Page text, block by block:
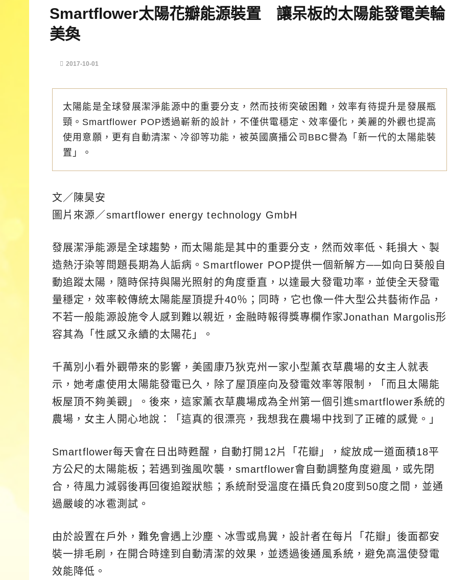
Smartflower太陽花瓣能源裝置 讓呆板的太陽能發電美輪
美奐
2017-10-01
太陽能是全球發展潔淨能源中的重要分支，然而技術突破困難，效率有待提升是發展瓶
頸。Smartflower POP透過嶄新的設計，不僅供電穩定、效率優化，美麗的外觀也提高
使用意願，更有自動清潔、冷卻等功能，被英國廣播公司BBC譽為「新一代的太陽能裝
置」。
文／陳昊安
圖片來源／smartflower energy technology GmbH
發展潔淨能源是全球趨勢，而太陽能是其中的重要分支，然而效率低、耗損大、製
造熱汙染等問題長期為人詬病。Smartflower POP提供一個新解方──如向日葵般自
動追蹤太陽，隨時保持與陽光照射的角度垂直，以達最大發電功率，並使全天發電
量穩定，效率較傳統太陽能屋頂提升40％；同時，它也像一件大型公共藝術作品，
不若一般能源設施令人感到難以親近，金融時報得獎專欄作家Jonathan Margolis形
容其為「性感又永續的太陽花」。
千萬別小看外觀帶來的影響，美國康乃狄克州一家小型薰衣草農場的女主人就表
示，她考慮使用太陽能發電已久，除了屋頂座向及發電效率等限制，「而且太陽能
板屋頂不夠美觀」。後來，這家薰衣草農場成為全州第一個引進smartflower系統的
農場，女主人開心地說：「這真的很漂亮，我想我在農場中找到了正確的感覺。」
Smartflower每天會在日出時甦醒，自動打開12片「花瓣」，綻放成一道面積18平
方公尺的太陽能板；若遇到強風吹襲，smartflower會自動調整角度避風，或先閉
合，待風力減弱後再回復追蹤狀態；系統耐受溫度在攝氏負20度到50度之間，並通
過嚴峻的冰雹測試。
由於設置在戶外，難免會遇上沙塵、冰雪或鳥糞，設計者在每片「花瓣」後面都安
裝一排毛刷，在開合時達到自動清潔的效果，並透過後通風系統，避免高溫使發電
效能降低。